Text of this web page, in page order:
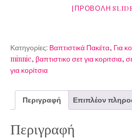
[ΠΡΟΒΟΛΉ
Κατηγορίες: Βαπτιστικά Πακέτα, Για
minnie, βαπτιστικο σετ για κοριτσια,
για κορίτσια
Περιγραφή Επιπλέον
Περιγραφή